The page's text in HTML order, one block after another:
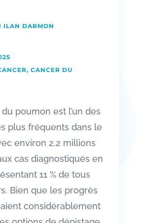
ILAN DARMON
, CANCER DU
poumon est l’un des
plus fréquents dans le
environ 2,2 millions
cas diagnostiqués en
11 % de tous
Bien que les progrès
considérablement